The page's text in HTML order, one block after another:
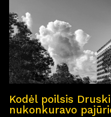
Kodėl poilsis
nukonkuravo